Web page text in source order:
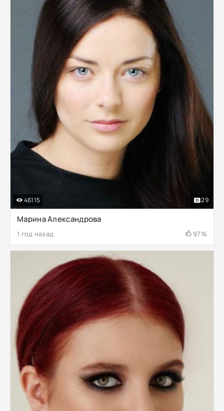
Марина Александрова
1 год назад 97%
46115 29